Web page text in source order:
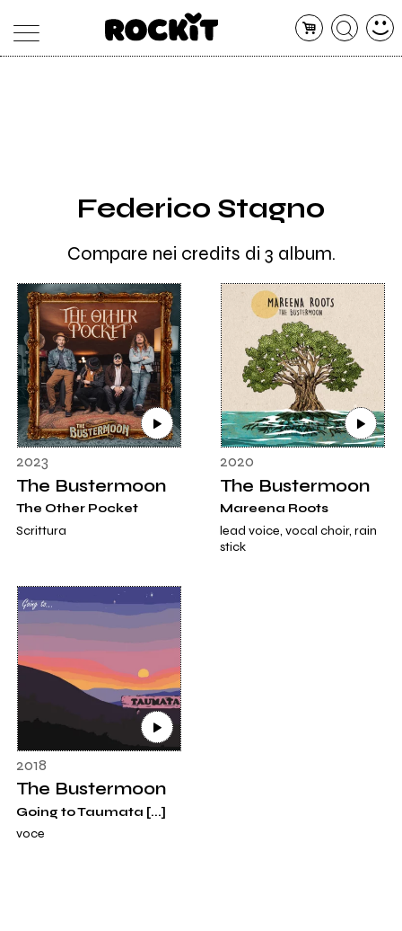
RADIO
Federico Stagno
Compare nei credits di 3 album.
2023
The Bustermoon
The Other Pocket
Scrittura
2020
The Bustermoon
Mareena Roots
lead voice, vocal choir, rain
stick
2018
The Bustermoon
Going to Taumata [...]
voce